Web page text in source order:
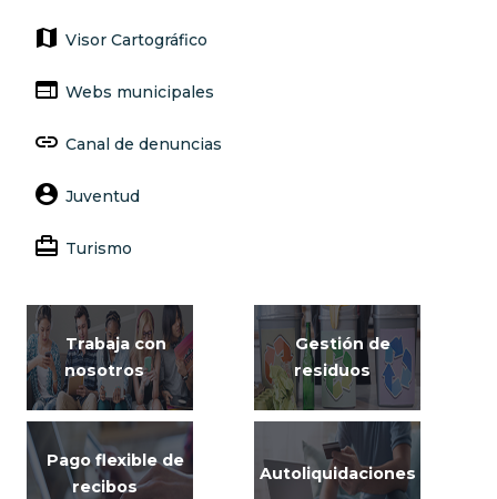
map Visor Cartográfico
web Webs municipales
link Canal de denuncias
account_circle Juventud
card_travel Turismo
Trabaja con
nosotros
Gestión de
residuos
Pago flexible de
recibos
Autoliquidaciones